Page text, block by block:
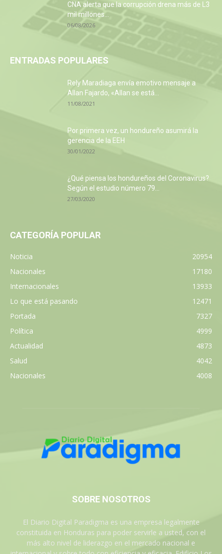
CNA alerta que la corrupción drena más de L3
mil millones...
06/08/2026
ENTRADAS POPULARES
Rely Maradiaga envía emotivo mensaje a
Allan Fajardo, «Allan se está...
11/08/2021
Por primera vez, un hondureño asumirá la
gerencia de la EEH
30/01/2022
¿Qué piensa los hondureños del Coronavirus?
Según el estudio número 79...
27/03/2020
CATEGORÍA POPULAR
Noticia
20954
Nacionales
17180
Internacionales
13933
Lo que está pasando
12471
Portada
7327
Política
4999
Actualidad
4873
Salud
4042
Nacionales
4008
SOBRE NOSOTROS
El Diario Digital Paradigma es una empresa legalmente
constituida en Honduras para poder servirle a usted, con el
más alto nivel de liderazgo en el mercado nacional e